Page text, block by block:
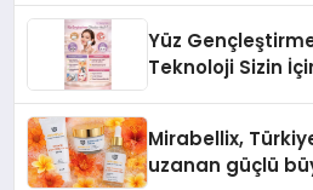
Yüz
Teknoloji Sizin
Mirabellix,
uzanan güçlü